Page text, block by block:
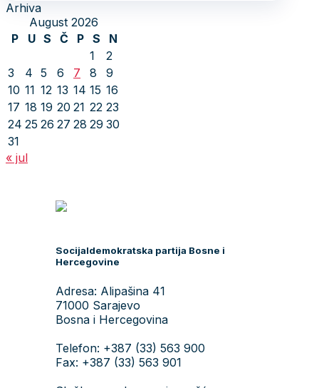
Arhiva
August 2026
P
U S Č P S
N
1
2
3
4 5 6 7 8
9
10 11 12 13 14 15 16
17 18 19 20 21 22 23
24 25 26 27 28 29 30
31
« jul
Socijaldemokratska partija Bosne i
Hercegovine
Adresa: Alipašina 41
71000 Sarajevo
Bosna i Hercegovina
Telefon: +387 (33) 563 900
Fax: +387 (33) 563 901